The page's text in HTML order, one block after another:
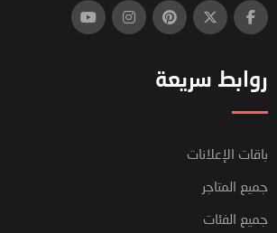
روابط سريعة
باقات الإعلانات
جميع المتاجر
جميع الفئات